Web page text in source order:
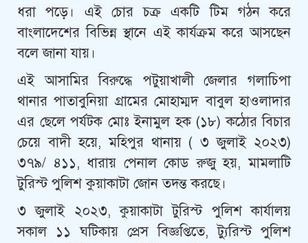
ধরা পড়ে। এই চোর চক্র একটি টিম গঠন করে
বাংলাদেশের বিভিন্ন স্থানে এই কার্যক্রম করে আসছেন
বলে জানা যায়।
এই আসামির বিরুদ্ধে পটুয়াখালী জেলার গলাচিপা
থানার পাতাবুনিয়া গ্রামের মোহাম্মদ বাবুল হাওলাদার
এর ছেলে পর্যটক মোঃ ইনামুল হক (১৮) কঠোর বিচার
চেয়ে বাদী হয়ে, মহিপুর থানায় ( ৩ জুলাই ২০২৩)
৩৭৯/ ৪১১, ধারায় পেনাল কোড রুজু হয়, মামলাটি
টুরিস্ট পুলিশ কুয়াকাটা জোন তদন্ত করছে।
৩ জুলাই ২০২৩, কুয়াকাটা টুরিস্ট পুলিশ কার্যালয়
সকাল ১১ ঘটিকায় প্রেস বিজ্ঞপ্তিতে, ট্যুরিস্ট পুলিশ